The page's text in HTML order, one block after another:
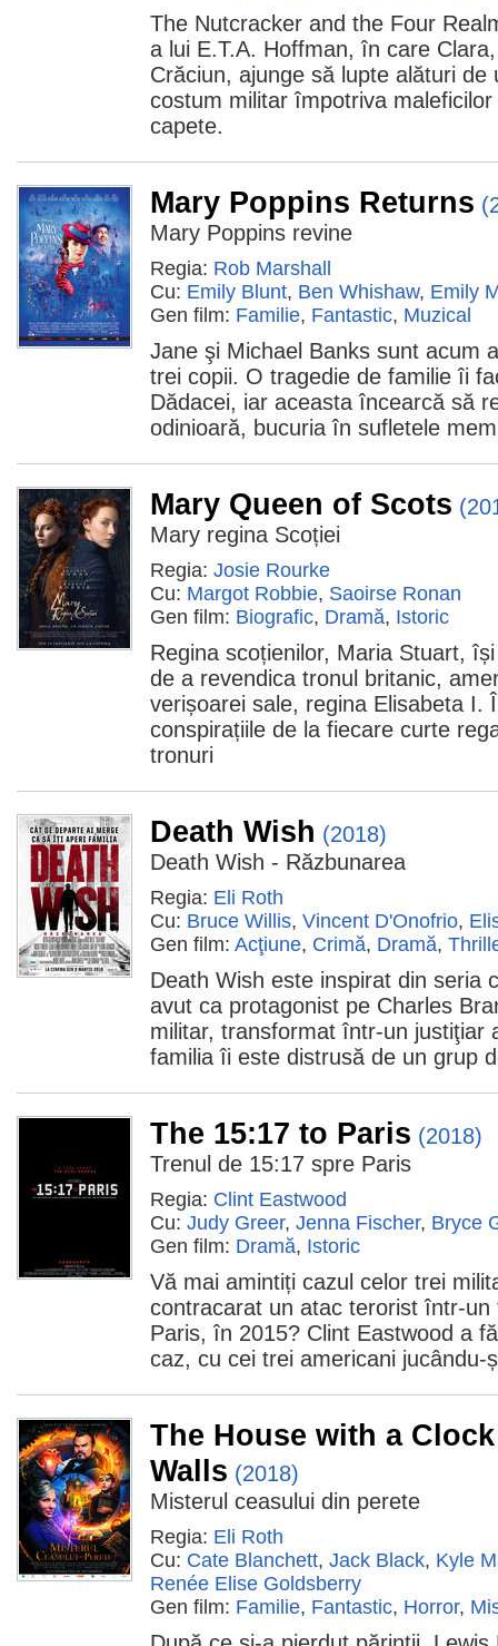
The Nutcracker and the Four
a lui E.T.A. Hoffman, în care
Crăciun, ajunge să lupte alături
costum militar împotriva
capete.
Mary Poppins Returns
Mary Poppins revine
Regia: Rob Marshall
Cu: Emily Blunt, Ben Whishaw, Emily
Gen film: Familie, Fantastic, Muzical
Jane şi Michael Banks sunt acum
trei copii. O tragedie de familie îi
Dădacei, iar aceasta încearcă să
odinioară, bucuria în sufletele
Mary Queen of Scots
Mary regina Scoției
Regia: Josie Rourke
Cu: Margot Robbie, Saoirse Ronan
Gen film: Biografic, Dramă, Istoric
Regina scoțienilor, Maria Stuart,
de a revendica tronul britanic,
verișoarei sale, regina Elisabeta I.
conspirațiile de la fiecare curte
tronuri
Death Wish (2018)
Death Wish - Răzbunarea
Regia: Eli Roth
Cu: Bruce Willis, Vincent D'Onofrio,
Gen film: Acţiune, Crimă, Dramă,
Death Wish este inspirat din seria
avut ca protagonist pe Charles
militar, transformat într-un justiţiar
familia îi este distrusă de un grup
The 15:17 to Paris (2018)
Trenul de 15:17 spre Paris
Regia: Clint Eastwood
Cu: Judy Greer, Jenna Fischer, Bryce
Gen film: Dramă, Istoric
Vă mai amintiți cazul celor trei
contracarat un atac terorist într-
Paris, în 2015? Clint Eastwood a
caz, cu cei trei americani jucându-
The House with a
Walls (2018)
Misterul ceasului din perete
Regia: Eli Roth
Cu: Cate Blanchett, Jack Black, Kyle
Renée Elise Goldsberry
Gen film: Familie, Fantastic, Horror,